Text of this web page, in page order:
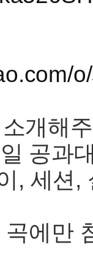
개해
공과
, 세션,
에만